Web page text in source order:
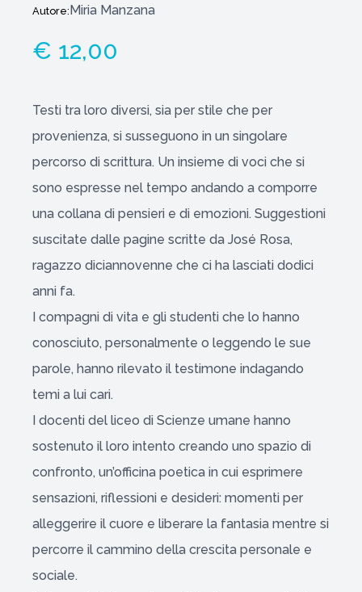
Autore:Miria Manzana
€ 12,00
Testi tra loro diversi, sia per stile che per
provenienza, si susseguono in un singolare
percorso di scrittura. Un insieme di voci che si
sono espresse nel tempo andando a comporre
una collana di pensieri e di emozioni. Suggestioni
suscitate dalle pagine scritte da José Rosa,
ragazzo diciannovenne che ci ha lasciati dodici
anni fa.
I compagni di vita e gli studenti che lo hanno
conosciuto, personalmente o leggendo le sue
parole, hanno rilevato il testimone indagando
temi a lui cari.
I docenti del liceo di Scienze umane hanno
sostenuto il loro intento creando uno spazio di
confronto, un’officina poetica in cui esprimere
sensazioni, riflessioni e desideri: momenti per
alleggerire il cuore e liberare la fantasia mentre si
percorre il cammino della crescita personale e
sociale.